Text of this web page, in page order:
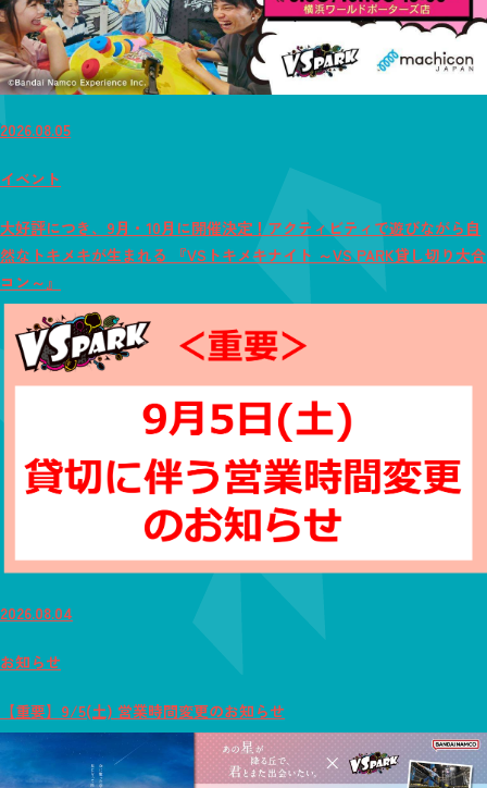
2026.08.05
イベント
大好評につき、9月・10月に開催決定！アクティビティで遊びながら自
然なトキメキが生まれる 『VSトキメキナイト ～VS PARK貸し切り大合
コン～』
2026.08.04
お知らせ
【重要】9/5(土) 営業時間変更のお知らせ